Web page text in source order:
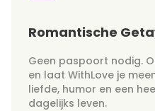
Romantische
Geen paspoort nodig.
en laat WithLove je
liefde, humor en een
dagelijks leven.